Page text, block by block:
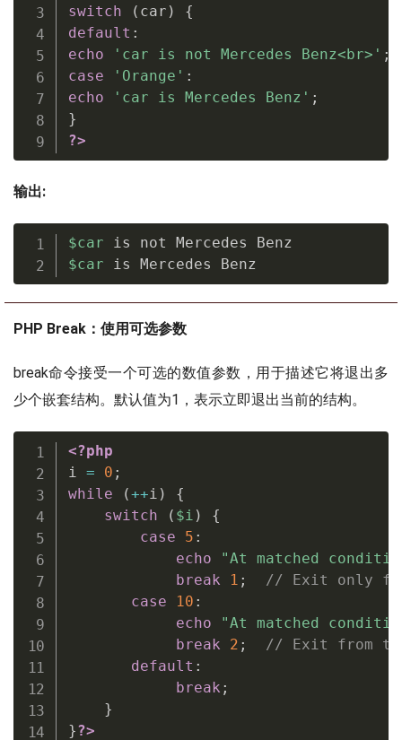
switch
( car )
{
default :
echo
'car is not Mercedes Benz<br>' ;
case
'Orange' :
echo
'car is Mercedes Benz' ;
}
?>
输出:
$car
$car is Mercedes Benz
PHP Break：使用可选参数
break命令接受一个可选的数值参数，用于描述它将退出多
少个嵌套结构。默认值为1，表示立即退出当前的结构。
<?php
i = 0 ;
while
(++i )
{
switch
( $i )
{
case
5 :
echo
"At matched
break
1 ;
// Exit only
case
10 :
echo
"At matched
break
2 ;
// Exit from
default :
break ;
}
}?>